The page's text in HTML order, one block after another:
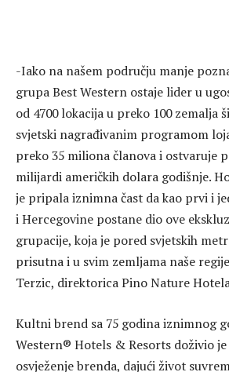
-Iako na našem području manje
grupa Best Western ostaje lider u
od 4700 lokacija u preko 100 zemalja
svjetski nagrađivanim programom
preko 35 miliona članova i ostvaruje
milijardi američkih dolara godišnje.
je pripala iznimna čast da kao prvi i
i Hercegovine postane dio ove
grupacije, koja je pored svjetskih
prisutna i u svim zemljama naše
Terzic, direktorica Pino Nature
Kultni brend sa 75 godina iznimnog
Western® Hotels & Resorts doživio
osvježenje brenda, dajući život